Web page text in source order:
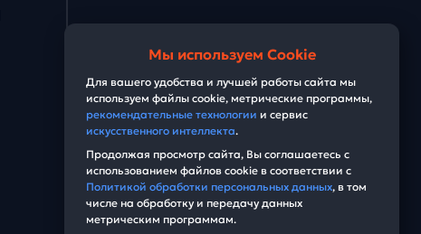
Задача #35
Задача #36
Задача #37
Задача #38
Мы используем Cookie
Для вашего удобства и лучшей работы сайта мы
используем файлы cookie, метрические программы,
рекомендательные технологии и сервис
искусственного интеллекта.
Продолжая просмотр сайта, Вы соглашаетесь с
использованием файлов cookie в соответствии с
Политикой обработки персональных данных, в том
числе на обработку и передачу данных
метрическим программам.